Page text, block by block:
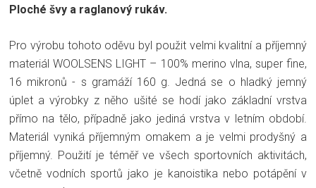
Ploché švy a raglanový rukáv.
Pro výrobu tohoto oděvu byl použit velmi kvalitní a příjemný
materiál WOOLSENS LIGHT – 100% merino vlna, super fine,
16 mikronů - s gramáží 160 g. Jedná se o hladký jemný
úplet a výrobky z něho ušité se hodí jako základní vrstva
přímo na tělo, případně jako jediná vrstva v letním období.
Materiál vyniká příjemným omakem a je velmi prodyšný a
příjemný. Použití je téměř ve všech sportovních aktivitách,
včetně vodních sportů jako je kanoistika nebo potápění v